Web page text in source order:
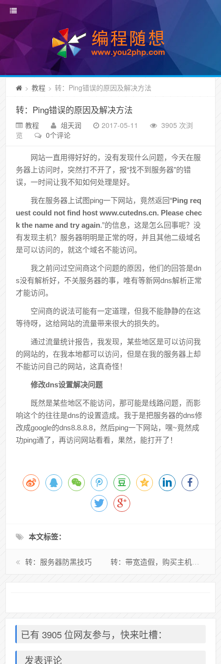
> 教程 > 转：Ping错误的原因及解决方法
转：Ping错误的原因及解决方法
教程 俎天润 2017-05-11
3905 次浏
览
0个评论
网站一直用得好好的，没有发现什么问题，今天在服
务器上访问时，突然打不开了，报“找不到服务器”的错
误，一时间让我不知如何处理是好。
我在服务器上试图ping一下网站，竟然返回“Ping req
uest could not find host www.cutedns.cn. Please chec
k the name and try again.”的信息，这是怎么回事呢？没
有发现主机？服务器明明是正常的呀，并且其他二级域名
是可以访问的，就这个域名不能访问。
我之前问过空间商这个问题的原因，他们的回答是dn
s没有解析好，不关服务器的事，唯有等新网dns解析正常
才能访问。
空间商的说法可能有一定道理，但我不能静静的在这
等待呀，这给网站的流量带来很大的损失的。
通过流量统计报告，我发现，某些地区是可以访问我
的网站的，在我本地都可以访问，但是在我的服务器上却
不能访问自己的网站，这真奇怪！
修改dns设置解决问题
既然是某些地区不能访问，那可能是线路问题，而影
响这个的往往是dns的设置造成。我于是把服务器的dns修
改成google的dns8.8.8.8，然后ping一下网站，嘿~竟然成
功ping通了，再访问网站看看，果然，能打开了！
本文标签：
转：服务器防黑技巧 转：带宽造假，购买主机须谨慎
已有 3905 位网友参与，快来吐槽：
发表评论